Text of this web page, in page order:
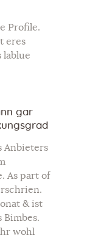
Profile.
eres
lablue
gar
Anbieters
As part of
& ist
Bimbes.
wohl